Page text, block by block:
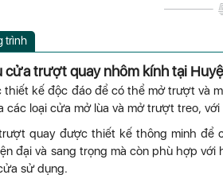
trình
cửa trượt quay nhôm kính tại
thiết kế độc đáo để có thể mở trượt và
các loại cửa mở lùa và mở trượt treo,
quay được thiết kế thông minh để
đại và sang trọng mà còn phù hợp
sử dụng.